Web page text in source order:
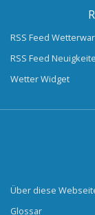
RSS Feed
RSS Feed
Wetter Widget
Über diese
Glossar